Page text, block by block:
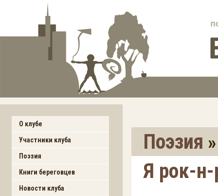
О клубе
Участники клуба
Поэзия
Книги береговцев
Новости клуба
Поэзия
Я рок-